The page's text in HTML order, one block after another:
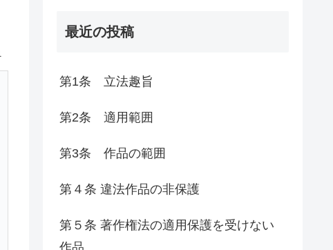
最近の投稿
第1条 立法趣旨
第2条 適用範囲
第3条 作品の範囲
第４条 違法作品の非保護
第５条 著作権法の適用保護を受けない